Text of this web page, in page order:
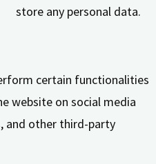
store any personal data.
certain functionalities
website on social media
and other third-party